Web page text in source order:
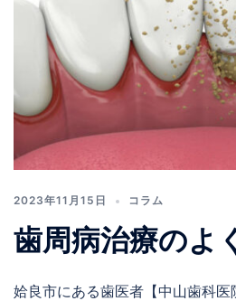
2023年11月15日 コラム
歯周病治療のよ
姶良市にある歯医者【中山歯科